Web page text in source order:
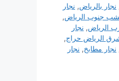
نجار بالرياض, نجار
جنوب الرياض,
الرياض, نجار
الرياض حراج,
نجار مطابخ, نجار